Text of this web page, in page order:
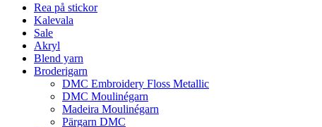
Rea på stickor
Kalevala
Sale
Akryl
Blend yarn
Broderigarn
DMC Embroidery Floss Metallic
DMC Moulinégarn
Madeira Moulinégarn
Pärgarn DMC